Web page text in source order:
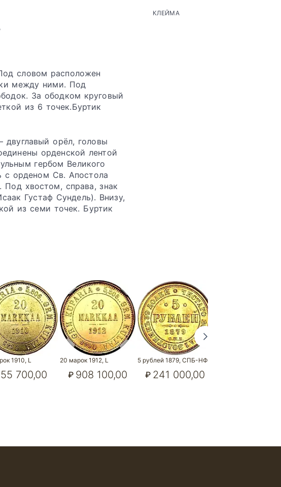
словом расположен
между ними. Под
За ободком круговый
из 6 точек.Буртик
двуглавый орёл, головы
орденской лентой
гербом Великого
с орденом Св. Апостола
хвостом, справа, знак
Густаф Сундель). Внизу,
из семи точек. Буртик
КЛЕЙМА
1910, L
55 700,00
20 марок 1912, L
₽ 908 100,00
5 рублей 1879, СПБ-НФ
₽ 241 000,00